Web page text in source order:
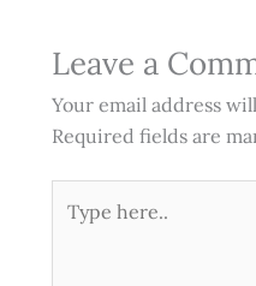
Leave a
Your email address
Required fields are
here..